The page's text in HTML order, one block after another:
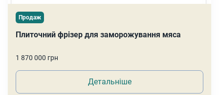
Продаж
Плиточний фрізер для заморожування мяса
1 870 000 грн
Детальніше